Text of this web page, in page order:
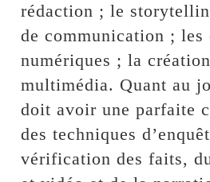
rédaction ; le
de communication ; les
numériques ; la
multimédia. Quant au
doit avoir une parfaite
des techniques
vérification des faits,